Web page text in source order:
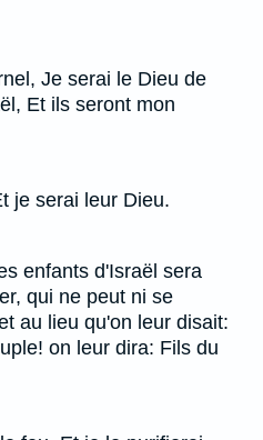
Je serai le Dieu de
Et ils seront mon
je serai leur Dieu.
enfants d'Israël sera
qui ne peut ni se
au lieu qu'on leur disait:
on leur dira: Fils du